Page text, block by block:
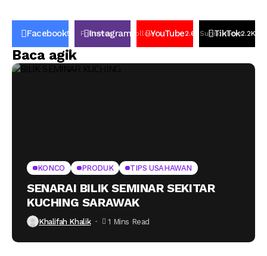
Facebook50K Follower
Instagram FollowYouTube2.6k Subscribers
TikTok2.2K
Baca agik
KONCO PRODUK TIPS USAHAWAN
SENARAI BILIK SEMINAR SEKITAR
KUCHING SARAWAK
Khalifah Khalik 1 Mins Read